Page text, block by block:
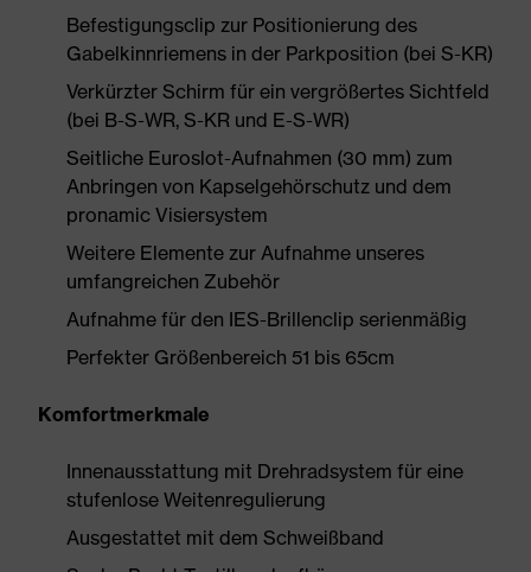
Befestigungsclip zur Positionierung des
Gabelkinnriemens in der Parkposition (bei S-KR)
Verkürzter Schirm für ein vergrößertes Sichtfeld
(bei B-S-WR, S-KR und E-S-WR)
Seitliche Euroslot-Aufnahmen (30 mm) zum
Anbringen von Kapselgehörschutz und dem
pronamic Visiersystem
Weitere Elemente zur Aufnahme unseres
umfangreichen Zubehör
Aufnahme für den IES-Brillenclip serienmäßig
Perfekter Größenbereich 51 bis 65cm
Komfortmerkmale
Innenausstattung mit Drehradsystem für eine
stufenlose Weitenregulierung
Ausgestattet mit dem Schweißband